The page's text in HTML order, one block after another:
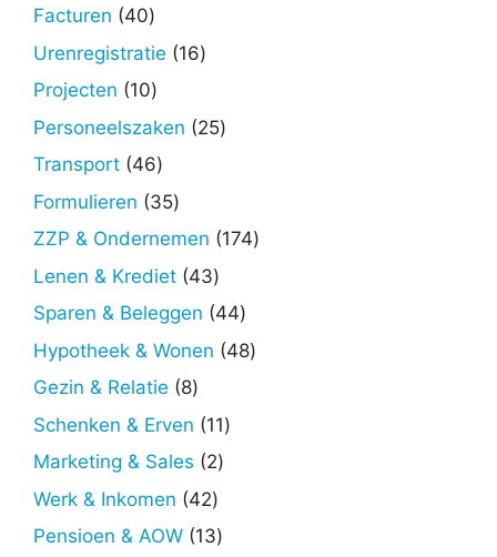
Facturen 4040
producten
Urenregistratie 1616
Projecten 1010
producten
Personeelszaken 2525
Transport 4646
producten
Formulieren 3535
producten
ZZP & Ondernemen 174174
Lenen & Krediet 4343
producten
Sparen & Beleggen 4444
producten
Hypotheek & Wonen 4848
Gezin & Relatie 88
producten
Schenken & Erven 1111
Marketing & Sales 22
Werk & Inkomen 4242
producten
Pensioen & AOW 1313